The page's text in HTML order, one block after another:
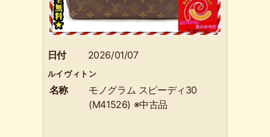
日付 2026/01/07
ルイヴィトン
名称
モノグラム スピーディ30
(M41526) ※中古品